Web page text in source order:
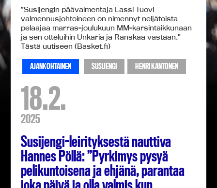
”Susijengin päävalmentaja Lassi Tuovi
valmennusjohtoineen on nimennyt neljätoista
pelaajaa marras-joulukuun MM-karsintaikkunaan
ja sen otteluihin Unkaria ja Ranskaa vastaan.”
Tästä uutiseen (Basket.fi)
AJANKOHTAINEN SUSIJENGI HENRI KANTONEN
18.2.
2025
Susijengi-leirityksestä nauttiva
Hannes Pöllä: ”Pyrkimys pysyä
pelikuntoisena ja ehjänä, parantaa